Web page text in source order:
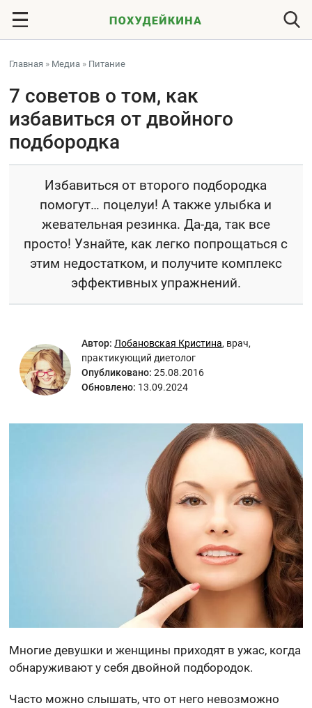
Главная » Медиа » Питание
7 советов о том, как
избавиться от двойного
подбородка
Избавиться от второго подбородка
помогут… поцелуи! А также улыбка и
жевательная резинка. Да-да, так все
просто! Узнайте, как легко попрощаться с
этим недостатком, и получите комплекс
эффективных упражнений.
Автор: Лобановская Кристина, врач,
практикующий диетолог
Опубликовано: 25.08.2016
Обновлено: 13.09.2024
Многие девушки и женщины приходят в ужас, когда
обнаруживают у себя двойной подбородок.
Часто можно слышать, что от него невозможно